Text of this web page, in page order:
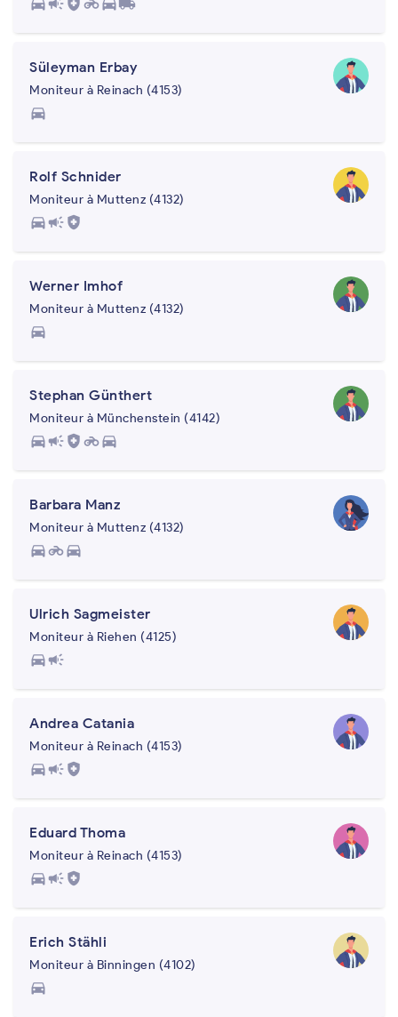
directions_carcampaign health_and_safety motorcycledirections_carlocal_shipping
Süleyman Erbay
Moniteur à Reinach (4153)
directions_car
Rolf Schnider
Moniteur à Muttenz (4132)
directions_carcampaign health_and_safety
Werner Imhof
Moniteur à Muttenz (4132)
directions_car
Stephan Günthert
Moniteur à Münchenstein (4142)
directions_carcampaign health_and_safety motorcycledirections_car
Barbara Manz
Moniteur à Muttenz (4132)
directions_carmotorcycledirections_car
Ulrich Sagmeister
Moniteur à Riehen (4125)
directions_carcampaign
Andrea Catania
Moniteur à Reinach (4153)
directions_carcampaign health_and_safety
Eduard Thoma
Moniteur à Reinach (4153)
directions_carcampaign health_and_safety
Erich Stähli
Moniteur à Binningen (4102)
directions_car